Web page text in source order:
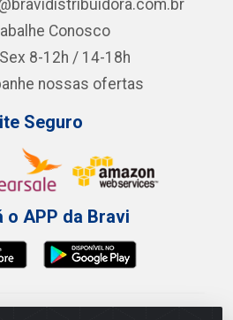
Conosco
8-12h / 14-18h
nossas ofertas
Seguro
o APP da Bravi